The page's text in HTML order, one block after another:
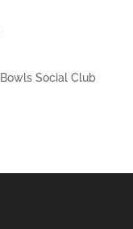
Social Club